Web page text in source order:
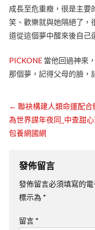
成長至危重癥，很是主要
笑、歡樂就與她隔絕了，
道從這個夢中醒來後自己
PICKONE當他回過神來
那個夢，記得父母的臉，
← 聯袂構建人類命運配合
為世界謀年夜同_中查甜
包養網國網
發佈留言
發佈留言必須填寫的
標示為 *
留言 *